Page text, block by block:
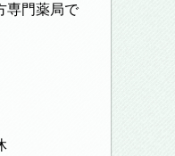
専門薬局で